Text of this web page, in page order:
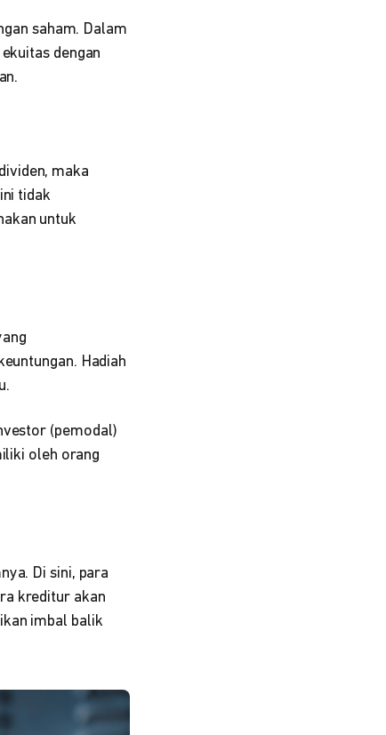
saham. Dalam
dengan
maka
tidak
untuk
Hadiah
(pemodal)
oleh orang
Di sini, para
kreditur akan
imbal balik